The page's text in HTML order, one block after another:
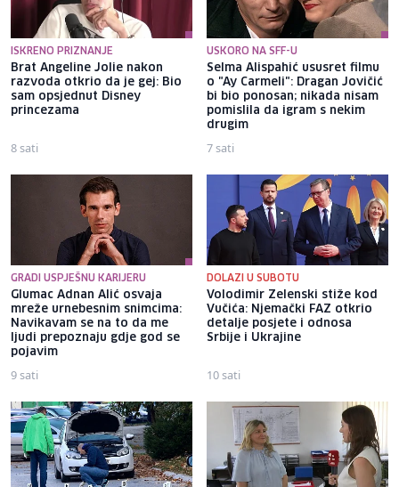
ISKRENO PRIZNANJE
Brat Angeline Jolie nakon
razvoda otkrio da je gej: Bio
sam opsjednut Disney
princezama
8 sati
USKORO NA SFF-U
Selma Alispahić ususret filmu
o "Ay Carmeli": Dragan Jovičić
bi bio ponosan; nikada nisam
pomislila da igram s nekim
drugim
7 sati
GRADI USPJEŠNU KARIJERU
Glumac Adnan Alić osvaja
mreže urnebesnim snimcima:
Navikavam se na to da me
ljudi prepoznaju gdje god se
pojavim
9 sati
DOLAZI U SUBOTU
Volodimir Zelenski stiže kod
Vučića: Njemački FAZ otkrio
detalje posjete i odnosa
Srbije i Ukrajine
10 sati